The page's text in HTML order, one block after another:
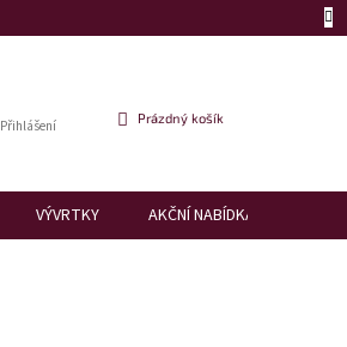
Přihlášení
NÁKUPNÍ
Prázdný košík
VÝVRTKY AKČNÍ NABÍDKA